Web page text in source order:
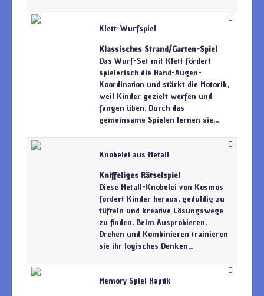
Klett-Wurfspiel
Klassisches Strand/Garten-Spiel
Das Wurf-Set mit Klett fördert
spielerisch die Hand-Augen-
Koordination und stärkt die Motorik,
weil Kinder gezielt werfen und
fangen üben. Durch das
gemeinsame Spielen lernen sie...
Knobelei aus Metall
Kniffeliges Rätselspiel
Diese Metall-Knobelei von Kosmos
fordert Kinder heraus, geduldig zu
tüfteln und kreative Lösungswege
zu finden. Beim Ausprobieren,
Drehen und Kombinieren trainieren
sie ihr logisches Denken...
Memory Spiel Haptik